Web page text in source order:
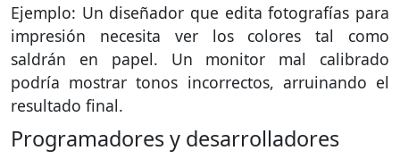
Ejemplo: Un diseñador que edita fotografías para
impresión necesita ver los colores tal como
saldrán en papel. Un monitor mal calibrado
podría mostrar tonos incorrectos, arruinando el
resultado final.
Programadores y desarrolladores